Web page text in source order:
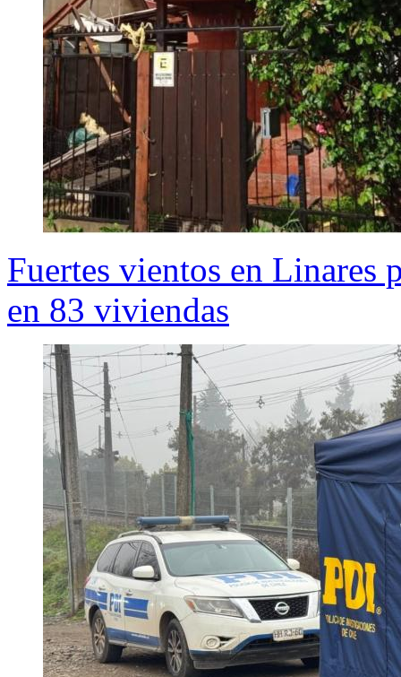
Fuertes vientos en Linares
en 83 viviendas